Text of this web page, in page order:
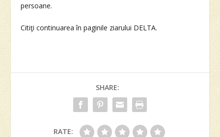
persoane.
Citiţi continuarea în paginile ziarului DELTA.
SHARE:
RATE: